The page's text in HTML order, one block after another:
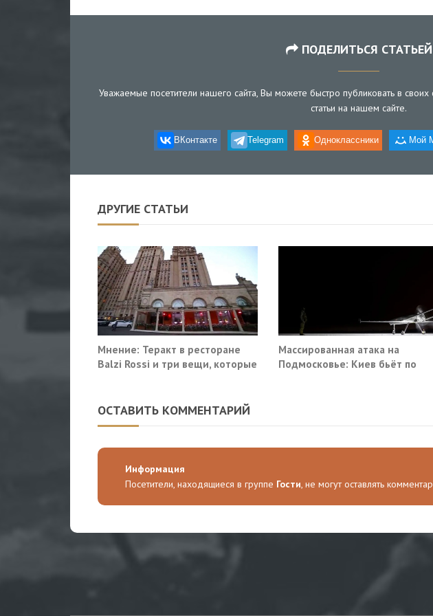
ПОДЕЛИТЬСЯ СТАТЬЕЙ
Уважаемые посетители нашего сайта, Вы можете быстро публиковать в
статьи на нашем сайте.
ВКонтакте Telegram Одноклассники Мой
ДРУГИЕ СТАТЬИ
Мнение: Теракт в ресторане
Balzi Rossi и три вещи, которые
Массированная атака на
Подмосковье: Киев бьёт по
ОСТАВИТЬ КОММЕНТАРИЙ
Информация
Посетители, находящиеся в группе Гости, не могут оставлять